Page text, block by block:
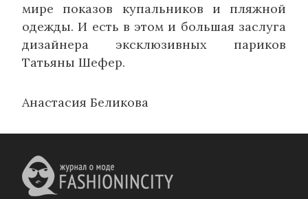
мире показов купальников и пляжной
одежды. И есть в этом и большая заслуга
дизайнера эксклюзивных париков
Татьяны Шефер.
Анастасия Беликова